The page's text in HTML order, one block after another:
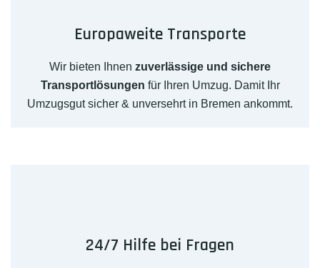
Europaweite Transporte
Wir bieten Ihnen zuverlässige und sichere
Transportlösungen für Ihren Umzug. Damit Ihr
Umzugsgut sicher & unversehrt in Bremen ankommt.
24/7 Hilfe bei Fragen